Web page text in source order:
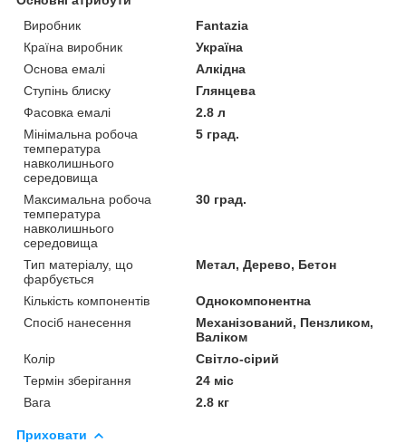
Виробник
Fantazia
Країна виробник
Україна
Основа емалі
Алкідна
Ступінь блиску
Глянцева
Фасовка емалі
2.8 л
Мінімальна робоча
температура
навколишнього
середовища
5 град.
Максимальна робоча
температура
навколишнього
середовища
30 град.
Тип матеріалу, що
фарбується
Метал, Дерево, Бетон
Кількість компонентів
Однокомпонентна
Спосіб нанесення
Механізований, Пензликом,
Валіком
Колір
Світло-сірий
Термін зберігання
24 міс
Вага
2.8 кг
Приховати